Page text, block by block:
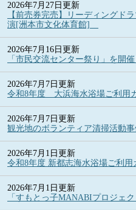
2026年7月27日更新
【前売券完売】リーディングド
演[洲本市文化体育館]
2026年7月16日更新
「市民交流センター祭り」を開
2026年7月7日更新
令和8年度 大浜海水浴場ご利用
2026年7月7日更新
観光地のボランティア清掃活動事
2026年7月1日更新
令和8年度 新都志海水浴場ご利用
2026年7月1日更新
「すもとっ子MANABIプロジェ